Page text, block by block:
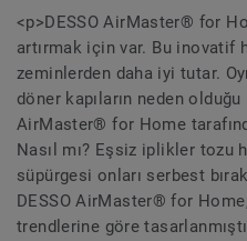
<p>DESSO AirMaster® for
artırmak için var. Bu inovatif
zeminlerden daha iyi tutar.
döner kapıların neden
AirMaster® for Home
Nasıl mı? Eşsiz iplikler tozu
süpürgesi onları serbest
DESSO AirMaster® for
trendlerine göre